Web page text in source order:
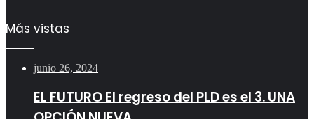
Más vistas
junio 26, 2024
EL FUTURO El regreso del PLD es el 3. UNA